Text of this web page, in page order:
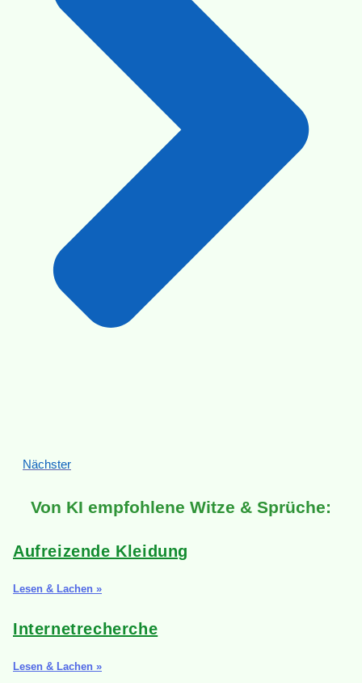
Nächster
Von KI empfohlene Witze & Sprüche:
Aufreizende Kleidung
Lesen & Lachen »
Internetrecherche
Lesen & Lachen »